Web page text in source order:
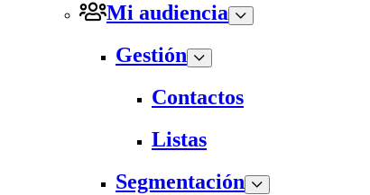
Mi audiencia
Gestión
Contactos
Listas
Segmentación